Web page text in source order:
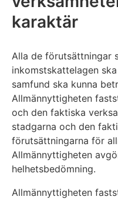
karaktär
Alla de förutsättningar
inkomstskattelagen
samfund ska kunna
Allmännyttigheten
och den faktiska
stadgarna och den
förutsättningarna för
Allmännyttigheten
helhetsbedömning.
Allmännyttigheten